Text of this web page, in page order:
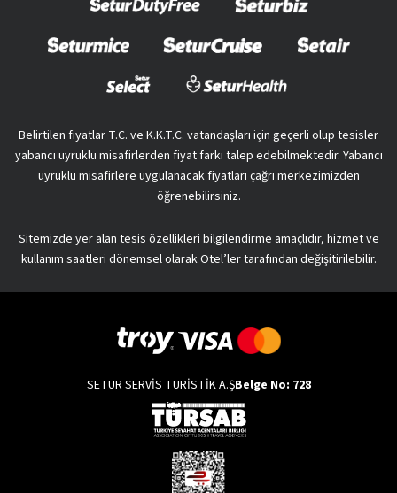
Belirtilen fiyatlar T.C. ve K.K.T.C. vatandaşları için geçerli olup tesisler
yabancı uyruklu misafirlerden fiyat farkı talep edebilmektedir. Yabancı
uyruklu misafirlere uygulanacak fiyatları çağrı merkezimizden
öğrenebilirsiniz.
Sitemizde yer alan tesis özellikleri bilgilendirme amaçlıdır, hizmet ve
kullanım saatleri dönemsel olarak Otel’ler tarafından değişitirilebilir.
SETUR SERVİS TURİSTİK A.ŞBelge No: 728